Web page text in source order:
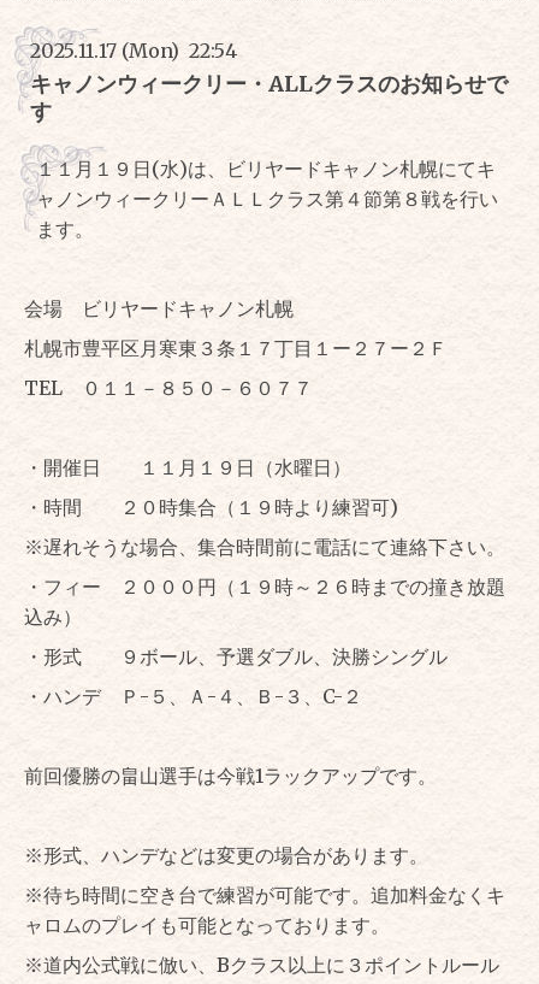
2025.11.17 (Mon) 22:54
キャノンウィークリー・ALLクラスのお知らせで
す
１１月１９日(水)は、ビリヤードキャノン札幌にてキ
ャノンウィークリーＡＬＬクラス第４節第８戦を行い
ます。
会場 ビリヤードキャノン札幌
札幌市豊平区月寒東３条１７丁目１ー２７ー２Ｆ
TEL ０１１－８５０－６０７７
・開催日 １１月１９日（水曜日）
・時間 ２０時集合（１９時より練習可)
※遅れそうな場合、集合時間前に電話にて連絡下さい。
・フィー ２０００円（１９時～２６時までの撞き放題
込み）
・形式 ９ボール、予選ダブル、決勝シングル
・ハンデ Ｐ-５、Ａ-４、Ｂ-３、C-２
前回優勝の畠山選手は今戦1ラックアップです。
※形式、ハンデなどは変更の場合があります。
※待ち時間に空き台で練習が可能です。追加料金なくキ
ャロムのプレイも可能となっております。
※道内公式戦に倣い、Bクラス以上に３ポイントルール